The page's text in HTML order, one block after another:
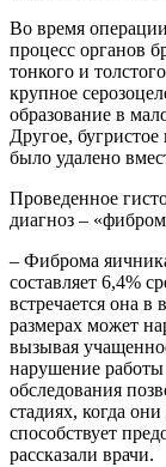
Во время
процесс органов
тонкого и
крупное
образование в
Другое,
было удалено
Проведенное
диагноз –
– Фиброма
составляет 6,4%
встречается она в
размерах может
вызывая
нарушение
обследования
стадиях, когда
способствует
рассказали врачи.